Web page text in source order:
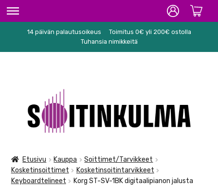
ETUSIVU
KARAOKE
NUOTIT
TARVIKKEET
14 päivän palautusoikeus
Toimitus 0€ yli 200€ ostolla
Tuhansia nimikkeitä
navigointiin
sisältöön
Etusivu Kauppa
Soittimet/Tarvikkeet
Kosketinsoittimet
Kosketinsoitintarvikkeet
Keyboardtelineet
Korg ST-SV-1BK digitaalipianon jalusta